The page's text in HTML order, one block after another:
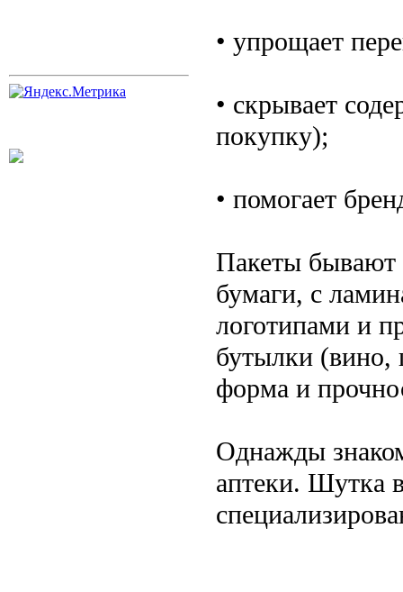
• упрощает
• скрывает
покупку);
• помогает
Пакеты бывают
бумаги, с
логотипами и
бутылки (вино,
форма и
Однажды
аптеки. Шутка